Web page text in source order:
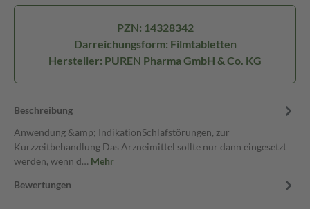
PZN: 14328342
Darreichungsform: Filmtabletten
Hersteller: PUREN Pharma GmbH & Co. KG
Beschreibung
Anwendung &amp; IndikationSchlafstörungen, zur
Kurzzeitbehandlung Das Arzneimittel sollte nur dann eingesetzt
werden, wenn d… Mehr
Bewertungen